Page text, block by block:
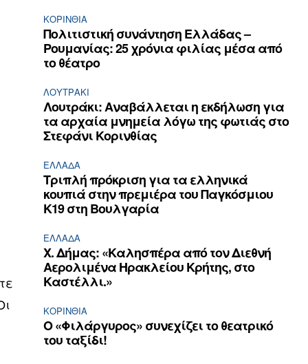
ΚΟΡΙΝΘΊΑ
Πολιτιστική συνάντηση Ελλάδας –
Ρουμανίας: 25 χρόνια φιλίας μέσα από
το θέατρο
ΛΟΥΤΡΆΚΙ
Λουτράκι: Αναβάλλεται η εκδήλωση για
τα αρχαία μνημεία λόγω της φωτιάς στο
Στεφάνι Κορινθίας
ΕΛΛΆΔΑ
Τριπλή πρόκριση για τα ελληνικά
κουπιά στην πρεμιέρα του Παγκόσμιου
Κ19 στη Βουλγαρία
ΕΛΛΆΔΑ
Χ. Δήμας: «Καλησπέρα από τον Διεθνή
Αερολιμένα Ηρακλείου Κρήτης, στο
Καστέλλι.»
ΚΟΡΙΝΘΊΑ
Ο «Φιλάργυρος» συνεχίζει το θεατρικό
του ταξίδι!